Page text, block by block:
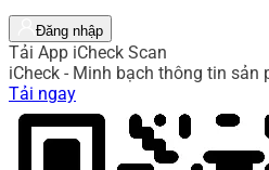
Đăng nhập
Tải App iCheck Scan
iCheck - Minh bạch thông tin sản
Tải ngay